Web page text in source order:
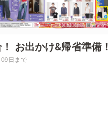
お出かけ&帰省準備！
日まで